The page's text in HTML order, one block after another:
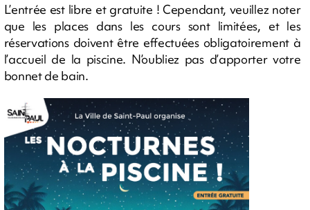
L’entrée est libre et gratuite ! Cependant, veuillez noter
que les places dans les cours sont limitées, et les
réservations doivent être effectuées obligatoirement à
l’accueil de la piscine. N’oubliez pas d’apporter votre
bonnet de bain.